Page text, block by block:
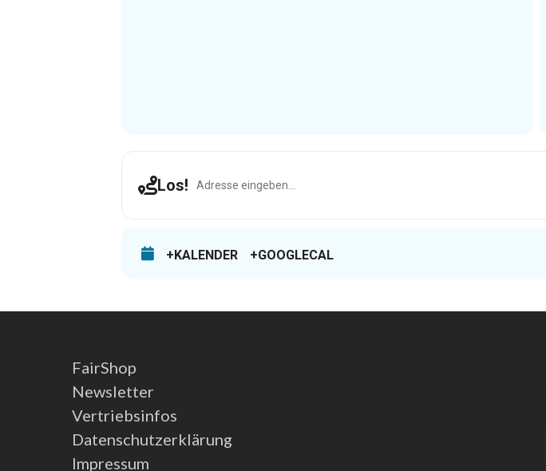
Los! Address - Hasbergen [eCaTDs8KK]
+KALENDER +GOOGLECAL
FairShop
Newsletter
Vertriebsinfos
Datenschutzerklärung
Impressum